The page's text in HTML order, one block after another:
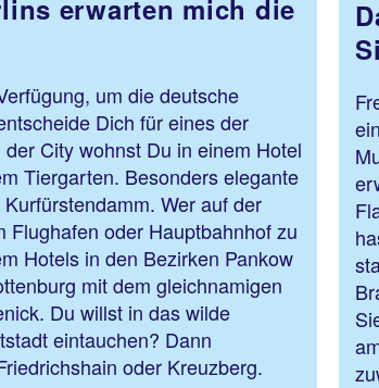
erwarten mich die
um die deutsche
Dich für eines der
City wohnst Du in einem Hotel
Tiergarten. Besonders elegante
Wer auf der
oder Hauptbahnhof zu
Hotels in den Bezirken Pankow
mit dem gleichnamigen
Du willst in das wilde
eintauchen? Dann
oder Kreuzberg.